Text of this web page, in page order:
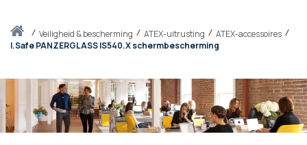
Thuisveiligheid & bescherming ATEX-uitrusting
ATEX-accessoires
I.Safe PANZERGLASS IS540.X schermbescherming